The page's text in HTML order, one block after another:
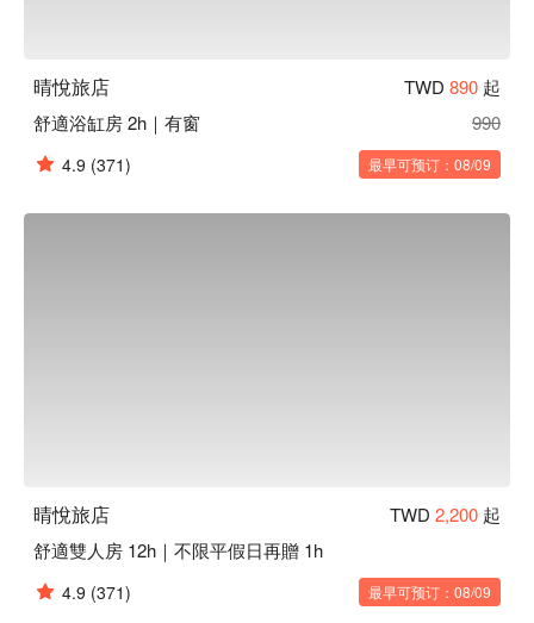
晴悅旅店 TWD 890 起
舒適浴缸房 2h｜有窗
990
4.9 (371) 最早可预订：08/09
晴悅旅店 TWD 2,200 起
舒適雙人房 12h｜不限平假日再贈 1h
4.9 (371) 最早可预订：08/09